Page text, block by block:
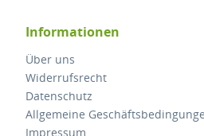
Informationen
Über uns
Widerrufsrecht
Datenschutz
Allgemeine
Impressum